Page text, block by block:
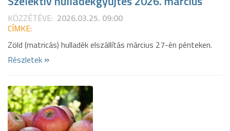
KÖZZÉTÉVE: 2026.03.25. 09:00
CÍMKE:
Zöld (matricás) hulladék elszállítás március 27-én pénteken.
Részletek »